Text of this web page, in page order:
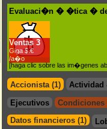
Evaluaci�n � �tica �
Ventas 3
Giga $.€
/a�o
[haga clic sobre las im�genes
Accionista (1)
Actividad
Ejecutivos
Condiciones
Datos financieros (1)